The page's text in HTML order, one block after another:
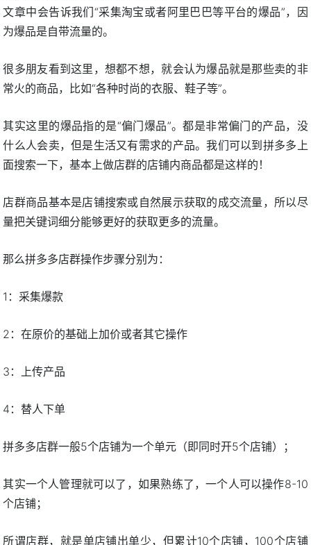
文章中会告诉我们“采集淘宝或者阿里巴巴等平台的爆品”，因
为爆品是自带流量的。
很多朋友看到这里，想都不想，就会认为爆品就是那些卖的非
常火的商品，比如“各种时尚的衣服、鞋子等”。
其实这里的爆品指的是“偏门爆品”。都是非常偏门的产品，没
什么人会卖，但是生活又有需求的产品。我们可以到拼多多上
面搜索一下，基本上做店群的店铺内商品都是这样的！
店群商品基本是店铺搜索或自然展示获取的成交流量，所以尽
量把关键词细分能够更好的获取更多的流量。
那么拼多多店群操作步骤分别为：
1：采集爆款
2：在原价的基础上加价或者其它操作
3：上传产品
4：替人下单
拼多多店群一般5个店铺为一个单元（即同时开5个店铺）；
其实一个人管理就可以了，如果熟练了，一个人可以操作8-10
个店铺；
所谓店群，就是单店铺出单少，但累计10个店铺，100个店铺